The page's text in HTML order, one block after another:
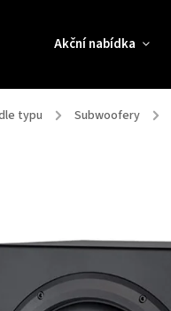
Akční nabídka
typu / Subwoofery /